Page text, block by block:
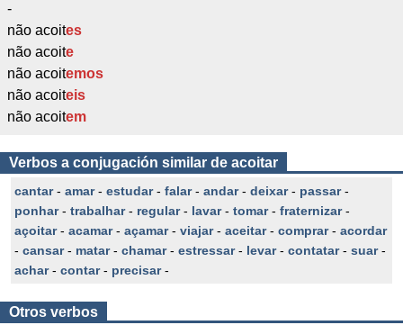
-
não acoites
não acoite
não acoitemos
não acoiteis
não acoitem
Verbos a conjugación similar de acoitar
cantar- amar- estudar- falar- andar- deixar- passar-
ponhar- trabalhar- regular- lavar- tomar- fraternizar-
açoitar- acamar- açamar- viajar- aceitar- comprar- acordar
- cansar- matar- chamar- estressar- levar- contatar- suar-
achar- contar- precisar-
Otros verbos